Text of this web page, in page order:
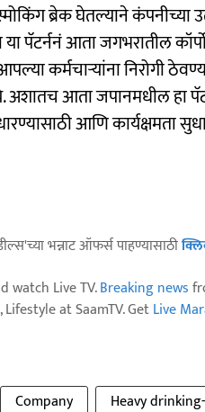
ब्रेक घेतल्याने कंपनीच्या
या पॅटर्ननं आता जगभरातील
आपल्या कर्मचाऱ्यांना
आता जपानमधील हा
आणि कार्यक्षमता
भन्नाट ऑफर्स पाहण्यासाठी
watch Live TV.Breaking news
at SaamTV. GetLive
Company Heavy